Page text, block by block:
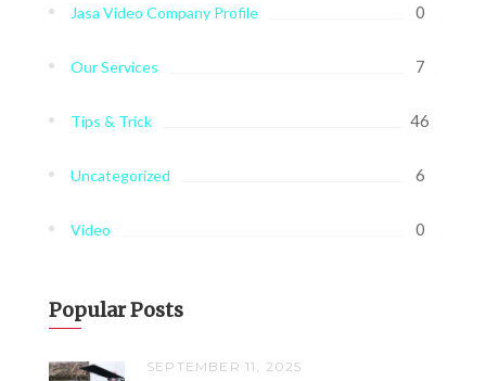
Jasa Video Company Profile 0
Our Services 7
Tips & Trick 46
Uncategorized 6
Video 0
Popular Posts
SEPTEMBER 11, 2025